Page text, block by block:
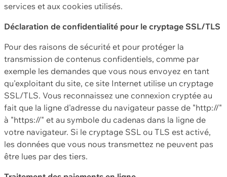
services et aux cookies utilisés.
Déclaration de confidentialité pour le cryptage SSL/TLS
Pour des raisons de sécurité et pour protéger la
transmission de contenus confidentiels, comme par
exemple les demandes que vous nous envoyez en tant
qu'exploitant du site, ce site Internet utilise un cryptage
SSL/TLS. Vous reconnaissez une connexion cryptée au
fait que la ligne d'adresse du navigateur passe de "http://"
à "https://" et au symbole du cadenas dans la ligne de
votre navigateur. Si le cryptage SSL ou TLS est activé,
les données que vous nous transmettez ne peuvent pas
être lues par des tiers.